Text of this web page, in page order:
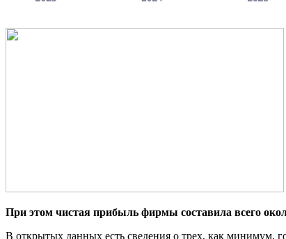
При этом чистая прибыль фирмы составила всего
В открытых данных есть сведения о трех, как минимум,